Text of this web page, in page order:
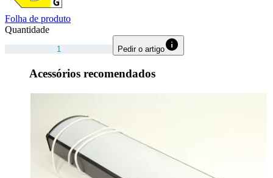
Folha de produto
Quantidade
Pedir o artigo
Acessórios recomendados